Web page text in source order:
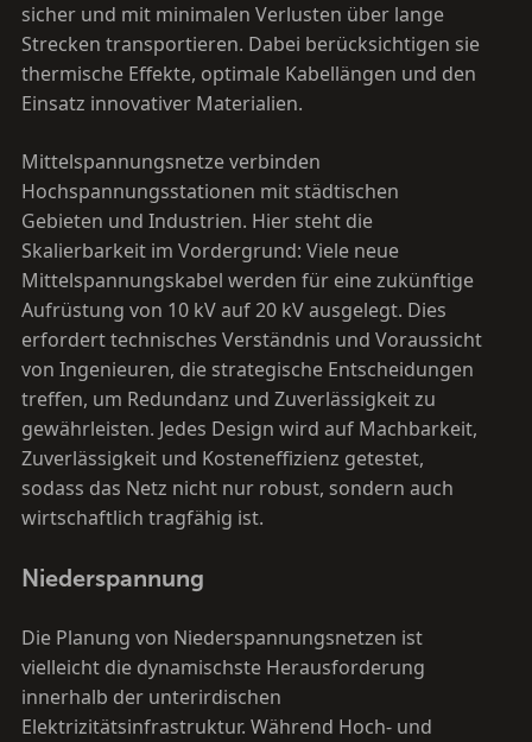
sicher und mit minimalen Verlusten über lange
Strecken transportieren. Dabei berücksichtigen sie
thermische Effekte, optimale Kabellängen und den
Einsatz innovativer Materialien.
Mittelspannungsnetze verbinden
Hochspannungsstationen mit städtischen
Gebieten und Industrien. Hier steht die
Skalierbarkeit im Vordergrund: Viele neue
Mittelspannungskabel werden für eine zukünftige
Aufrüstung von 10 kV auf 20 kV ausgelegt. Dies
erfordert technisches Verständnis und Voraussicht
von Ingenieuren, die strategische Entscheidungen
treffen, um Redundanz und Zuverlässigkeit zu
gewährleisten. Jedes Design wird auf Machbarkeit,
Zuverlässigkeit und Kosteneffizienz getestet,
sodass das Netz nicht nur robust, sondern auch
wirtschaftlich tragfähig ist.
Niederspannung
Die Planung von Niederspannungsnetzen ist
vielleicht die dynamischste Herausforderung
innerhalb der unterirdischen
Elektrizitätsinfrastruktur. Während Hoch- und